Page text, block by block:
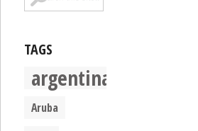
TAGS
argentina
Aruba